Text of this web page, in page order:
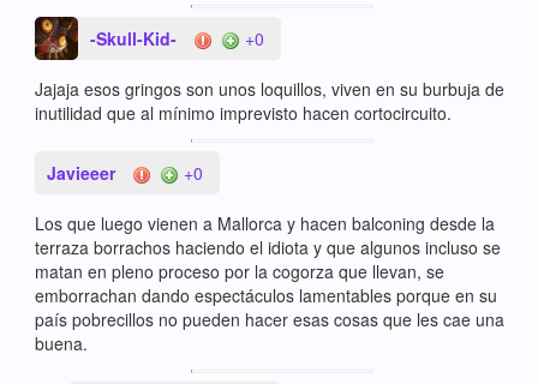
-Skull-Kid- +0
Jajaja esos gringos son unos loquillos, viven en su burbuja de
inutilidad que al mínimo imprevisto hacen cortocircuito.
Javieeer +0
Los que luego vienen a Mallorca y hacen balconing desde la
terraza borrachos haciendo el idiota y que algunos incluso se
matan en pleno proceso por la cogorza que llevan, se
emborrachan dando espectáculos lamentables porque en su
país pobrecillos no pueden hacer esas cosas que les cae una
buena.